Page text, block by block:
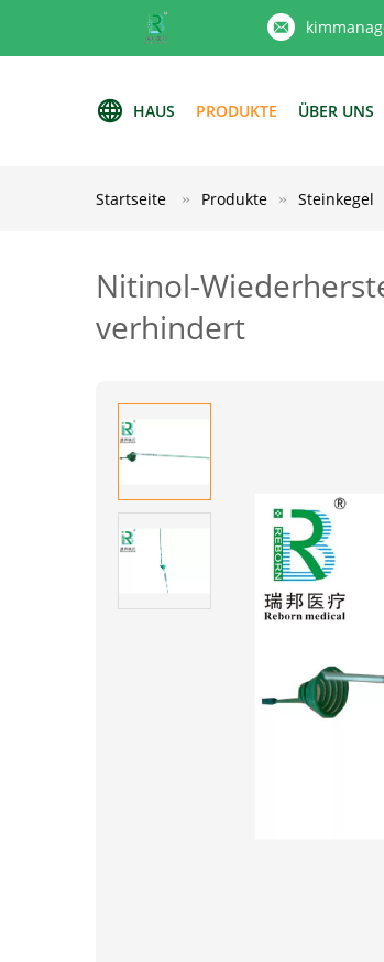
HAUS PRODUKTE ÜBER UNS
Startseite Produkte Steinkegel
Nitinol-
verhindert